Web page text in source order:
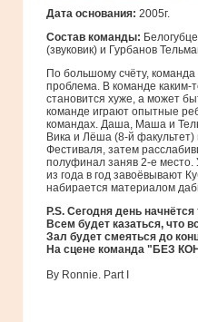
Дата основания: 2005г.
Состав команды:
(звуковик) и Гурбанов
По большому счёту, команда
проблема. В команде каким-
становится хуже, а может
команде играют опытные
командах. Даша, Маша и
Вика и Лёша (8-й
Фестиваля, затем
полуфинал заняв 2-е
из года в год завоёвывают
набирается материалом
P.S. Сегодня день начнётся
Всем будет казаться, что
Зал будет смеяться до
На сцене команда "БЕЗ
By Ronnie. Part I